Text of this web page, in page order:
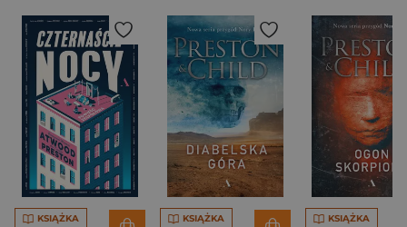
KSIĄŻKA KSIĄŻKA KSIĄŻKA